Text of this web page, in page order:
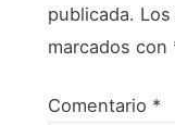
publicada.
marcados con
Comentario *